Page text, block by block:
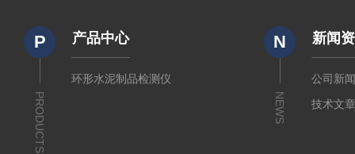
P
PRODUCTS
产品中心
环形水泥制品检测仪
N
NEWS
新闻
公司新
技术文